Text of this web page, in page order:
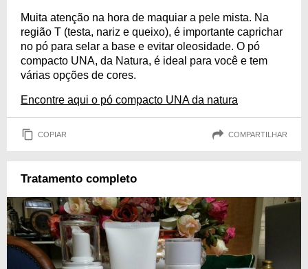
Muita atenção na hora de maquiar a pele mista. Na
região T (testa, nariz e queixo), é importante caprichar
no pó para selar a base e evitar oleosidade. O pó
compacto UNA, da Natura, é ideal para você e tem
várias opções de cores.
Encontre aqui o pó compacto UNA da natura
COPIAR COMPARTILHAR
Tratamento completo